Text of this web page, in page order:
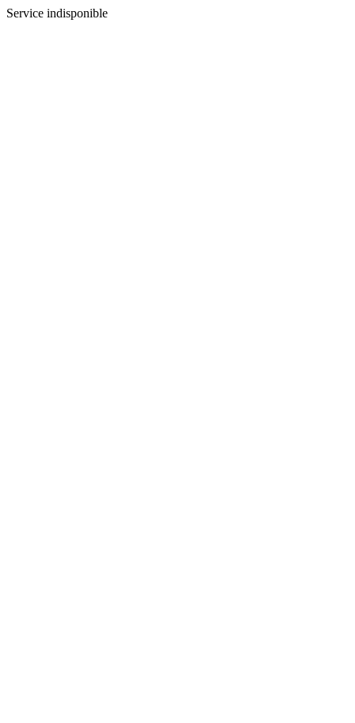
Service indisponible